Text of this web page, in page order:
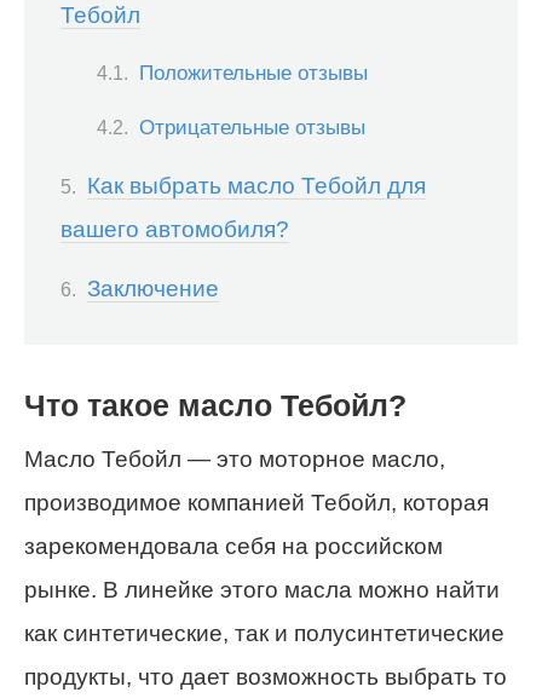
Тебойл
Положительные отзывы
Отрицательные отзывы
Как выбрать масло Тебойл для
вашего автомобиля?
Заключение
Что такое масло Тебойл?
Масло Тебойл — это моторное масло,
производимое компанией Тебойл, которая
зарекомендовала себя на российском
рынке. В линейке этого масла можно найти
как синтетические, так и полусинтетические
продукты, что дает возможность выбрать то